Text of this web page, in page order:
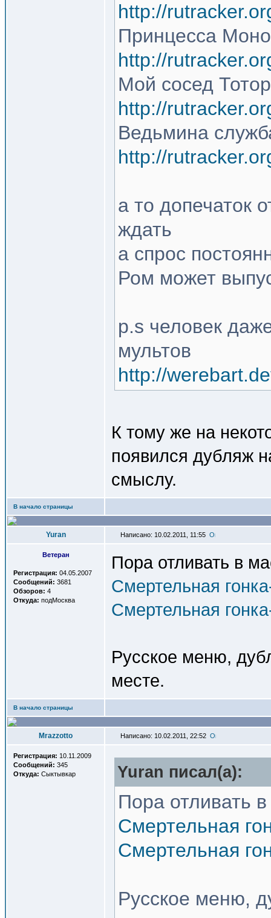
http://
Принцесса
http://
Мой сосед
http://
Ведьмина
http://
а то допечаток
ждать
а спрос
Ром может
p.s человек
мультов
http://
К тому же на
появился дубляж
смыслу.
В начало страницы
Yuran Написано: 10.02.2011, 11:55
Ветеран
Регистрация: 04.05.2007
Сообщений: 3681
Обзоров: 4
Откуда: подМосква
Пора отливать в
Смертельная
Смертельная
Русское меню,
месте.
В начало страницы
Mrazzotto Написано: 10.02.2011, 22:52
Регистрация: 10.11.2009
Сообщений: 345
Откуда: Сыктывкар Yuran писал(a):
Пора отливать
Смертельная
Смертельная
Русское меню,